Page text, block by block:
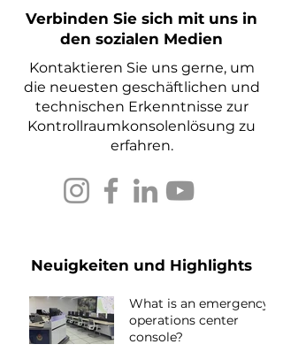
Verbinden Sie sich mit uns in
den sozialen Medien
Kontaktieren Sie uns gerne, um
die neuesten geschäftlichen und
technischen Erkenntnisse zur
Kontrollraumkonsolenlösung zu
erfahren.
Neuigkeiten und Highlights
What is an emergency
operations center
console?